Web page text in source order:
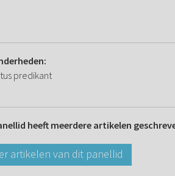
predikant
heeft meerdere artikelen
artikelen van dit panellid